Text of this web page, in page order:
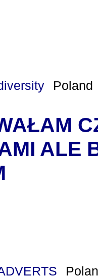
Poland
ALE